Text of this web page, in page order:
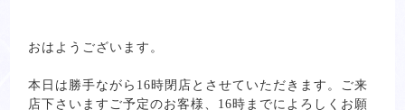
おはようございます。
本日は勝手ながら16時閉店とさせていただきます。ご来
店下さいますご予定のお客様、16時までによろしくお願